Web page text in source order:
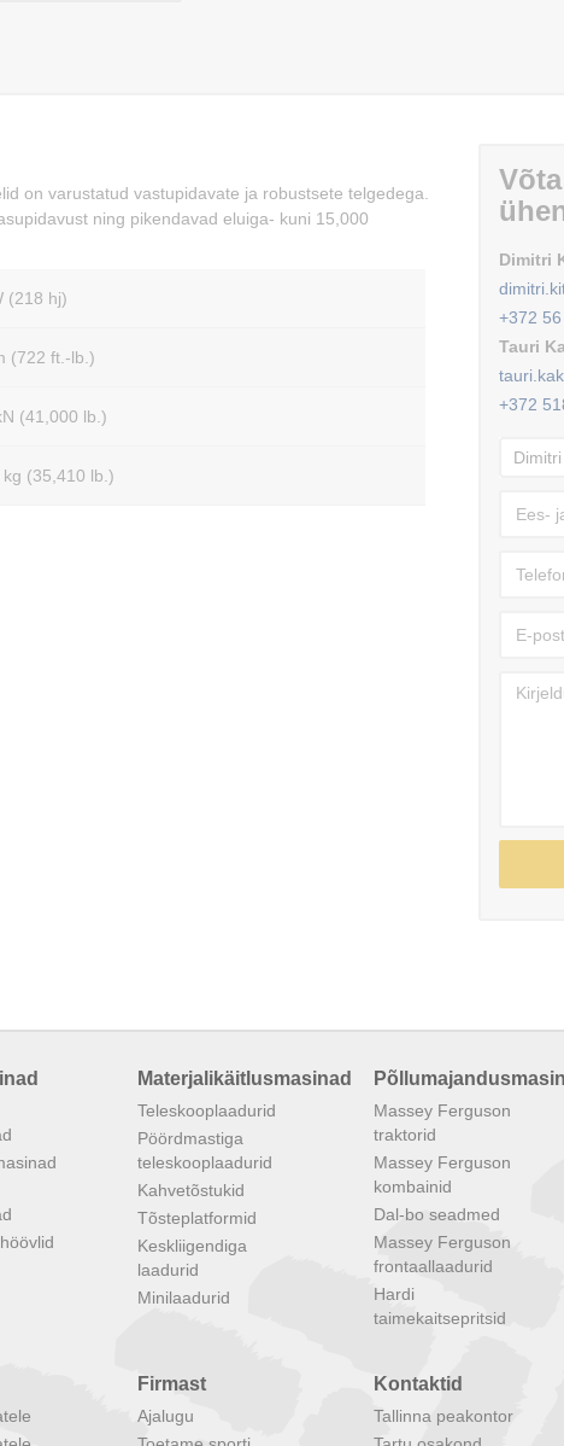
on varustatud vastupidavate ja robustsete telgedega.
ning pikendavad eluiga- kuni 15,000
(218 hj)
(722 ft.-lb.)
(41,000 lb.)
(35,410 lb.)
Dimitri
+372
Tauri
+372
Materjalikäitlusmasinad
Teleskooplaadurid
Pöördmastiga
teleskooplaadurid
Kahvetõstukid
Tõsteplatformid
Keskliigendiga
laadurid
Minilaadurid
Massey Ferguson
traktorid
Massey Ferguson
kombainid
Dal-bo seadmed
Massey Ferguson
frontaallaadurid
Hardi
taimekaitsepritsid
Firmast
Ajalugu
Kontaktid
Tallinna peakontor